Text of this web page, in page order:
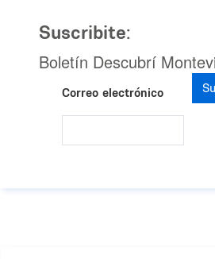
Suscribite:
Boletín Descubrí
Correo electrónico